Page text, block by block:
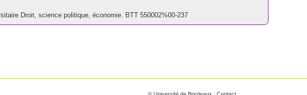
Droit, science politique, économie. BTT 550002%00-237